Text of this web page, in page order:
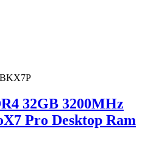
32GB 3200MHz
Pro Desktop Ram